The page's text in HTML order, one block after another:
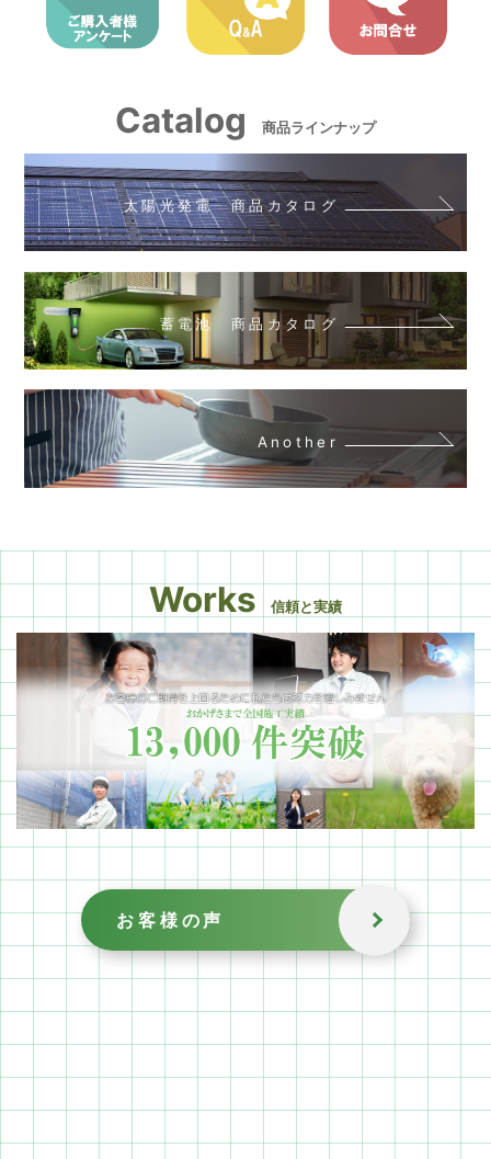
Catalog 商品ラインナップ
太陽光発電 商品カタログ
蓄電池 商品カタログ
Another
Works 信頼と実績
お客様の声